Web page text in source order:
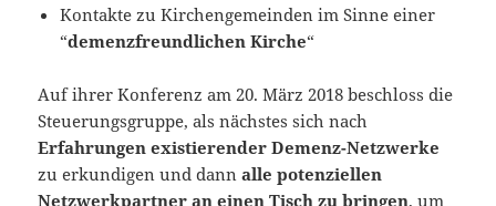
Kontakte zu Kirchengemeinden im Sinne einer
“demenzfreundlichen Kirche“
Auf ihrer Konferenz am 20. März 2018 beschloss die
Steuerungsgruppe, als nächstes sich nach
Erfahrungen existierender Demenz-Netzwerke
zu erkundigen und dannalle potenziellen
Netzwerkpartner an einen Tisch zu bringen, um